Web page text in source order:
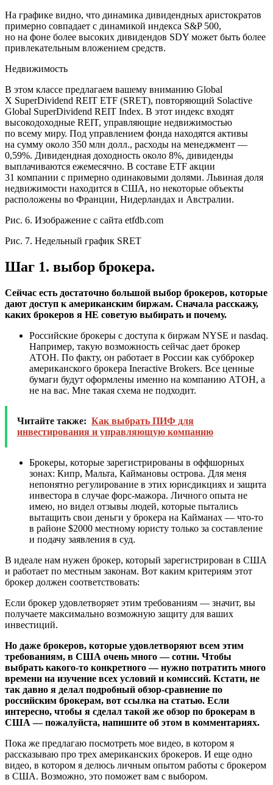
На графике видно, что динамика дивидендных аристократов
примерно совпадает с динамикой индекса S&P 500,
но на фоне более высоких дивидендов SDY может быть более
привлекательным вложением средств.
Недвижимость
В этом классе предлагаем вашему вниманию Global
X SuperDividend REIT ETF (SRET), повторяющий Solactive
Global SuperDividend REIT Index. В этот индекс входят
высокодоходные REIT, управляющие недвижимостью
по всему миру. Под управлением фонда находятся активы
на сумму около 350 млн долл., расходы на менеджмент —
0,59%. Дивидендная доходность около 8%, дивиденды
выплачиваются ежемесячно. В составе ETF акции
31 компании с примерно одинаковыми долями. Львиная доля
недвижимости находится в США, но некоторые объекты
расположены во Франции, Нидерландах и Австралии.
Рис. 6. Изображение с сайта etfdb.com
Рис. 7. Недельный график SRET
Шаг 1. выбор брокера.
Сейчас есть достаточно большой выбор брокеров, которые
дают доступ к американским биржам. Сначала расскажу,
каких брокеров я НЕ советую выбирать и почему.
Российские брокеры с доступа к биржам NYSE и nasdaq.
Например, такую возможность сейчас дает брокер
АТОН. По факту, он работает в России как субброкер
американского брокера Ineractive Brokers. Все ценные
бумаги будут оформлены именно на компанию АТОН, а
не на вас. Мне такая схема не подходит.
Читайте также: Как выбрать ПИФ для
инвестирования и управляющую компанию
Брокеры, которые зарегистрированы в оффшорных
зонах: Кипр, Мальта, Каймановы острова. Для меня
непонятно регулирование в этих юрисдикциях и защита
инвестора в случае форс-мажора. Личного опыта не
имею, но видел отзывы людей, которые пытались
вытащить свои деньги у брокера на Кайманах — что-то
в районе $2000 местному юристу только за составление
и подачу заявления в суд.
В идеале нам нужен брокер, который зарегистрирован в США
и работает по местным законам. Вот каким критериям этот
брокер должен соответствовать:
Если брокер удовлетворяет этим требованиям — значит, вы
получаете максимально возможную защиту для ваших
инвестиций.
Но даже брокеров, которые удовлетворяют всем этим
требованиям, в США очень много — сотни. Чтобы
выбрать какого-то конкретного — нужно потратить много
времени на изучение всех условий и комиссий. Кстати, не
так давно я делал подробный обзор-сравнение по
российским брокерам, вот ссылка на статью. Если
интересно, чтобы я сделал такой же обзор по брокерам в
США — пожалуйста, напишите об этом в комментариях.
Пока же предлагаю посмотреть мое видео, в котором я
рассказываю про трех американских брокеров. И еще одно
видео, в котором я делюсь личным опытом работы с брокером
в США. Возможно, это поможет вам с выбором.